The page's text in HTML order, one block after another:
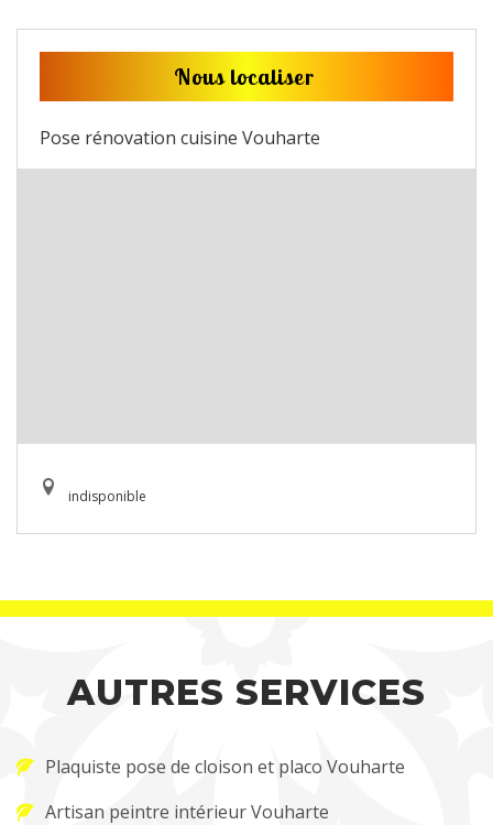
Nous localiser
Pose rénovation cuisine Vouharte
indisponible
AUTRES SERVICES
Plaquiste pose de cloison et placo Vouharte
Artisan peintre intérieur Vouharte